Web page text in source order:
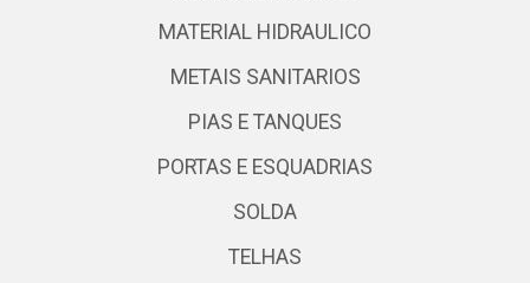
MATERIAL HIDRAULICO
METAIS SANITARIOS
PIAS E TANQUES
PORTAS E ESQUADRIAS
SOLDA
TELHAS